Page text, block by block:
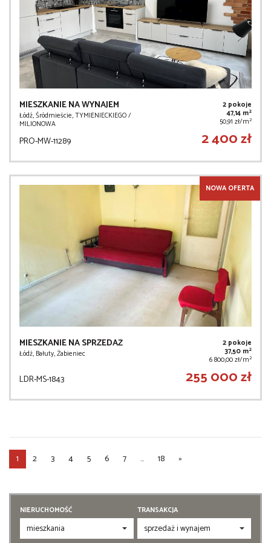
MIESZKANIE NA WYNAJEM
Łódź, Śródmieście, TYMIENIECKIEGO /
MILIONOWA
2 pokoje
47,14 m2
50,91 zł/m2
PRO-MW-11289 2 400 zł
NOWA OFERTA
MIESZKANIE NA SPRZEDAŻ
Łódź, Bałuty, Żabieniec
2 pokoje
37,50 m2
6 800,00 zł/m2
LDR-MS-1843 255 000 zł
1 2 3 4 5 6 7 ... 18 »
NIERUCHOMOŚĆ TRANSAKCJA